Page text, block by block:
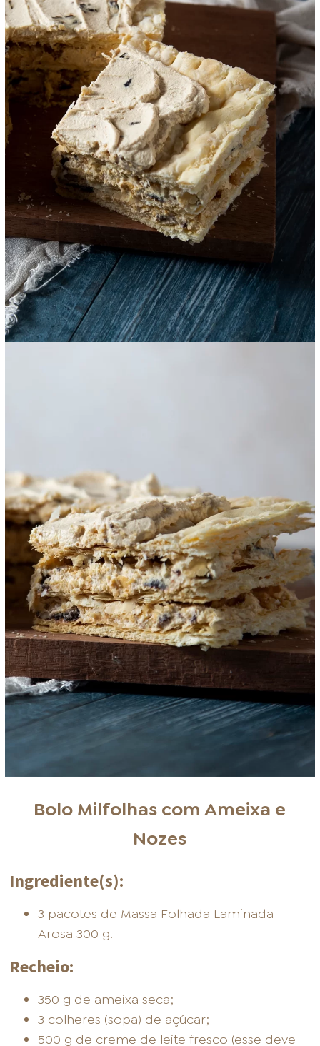
Bolo Milfolhas com Ameixa e
Nozes
Ingrediente(s):
3 pacotes de Massa Folhada Laminada
Arosa 300 g.
Recheio:
350 g de ameixa seca;
3 colheres (sopa) de açúcar;
500 g de creme de leite fresco (esse deve